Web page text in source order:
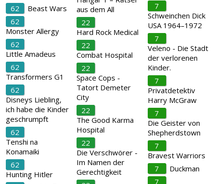
62
Beast Wars
62
Monster Allergy
62
Little Amadeus
62
Transformers G1
62
Disneys Liebling,
ich habe die Kinder
geschrumpft
62
Tenshi na
Konamaiki
62
Hunting Hitler
aus dem All
22
Hard Rock Medical
22
Combat Hospital
22
Space Cops -
Tatort Demeter
City
22
The Good Karma
Hospital
22
Die Verschwörer -
Im Namen der
Gerechtigkeit
7
Schweinchen Dick
USA 1964–1972
7
Veleno - Die Stadt
der verlorenen
Kinder.
7
Privatdetektiv
Harry McGraw
7
Die Geister von
Shepherdstown
7
Bravest Warriors
7
Duckman
7